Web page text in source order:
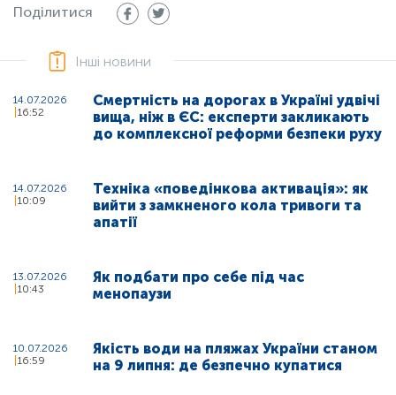
Поділитися
Інші новини
14.07.2026
16:52
Смертність на дорогах в Україні удвічі
вища, ніж в ЄС: експерти закликають
до комплексної реформи безпеки руху
14.07.2026
10:09
Техніка «поведінкова активація»: як
вийти з замкненого кола тривоги та
апатії
13.07.2026
10:43
Як подбати про себе під час
менопаузи
10.07.2026
16:59
Якість води на пляжах України станом
на 9 липня: де безпечно купатися